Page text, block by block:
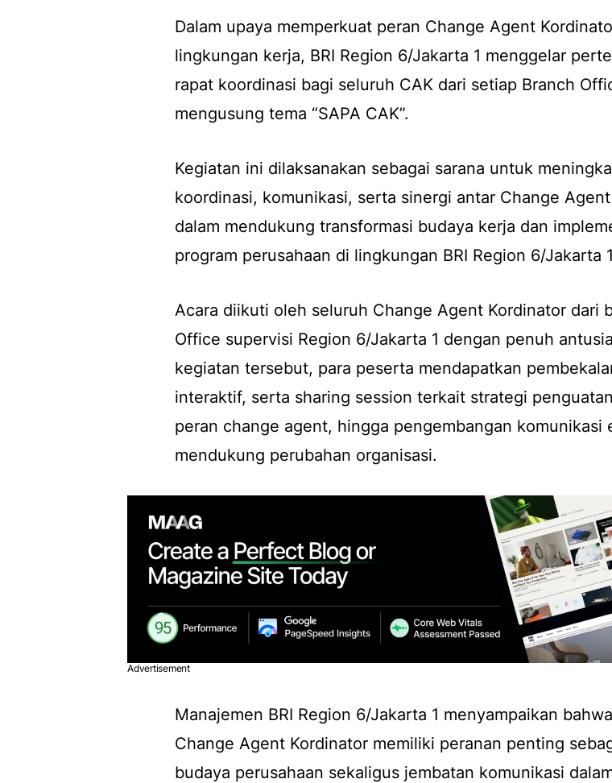
Dalam upaya memperkuat peran Change Agent
lingkungan kerja, BRI Region 6/Jakarta 1 menggelar
rapat koordinasi bagi seluruh CAK dari setiap Branch
mengusung tema “SAPA CAK”.
Kegiatan ini dilaksanakan sebagai sarana untuk
koordinasi, komunikasi, serta sinergi antar Change
dalam mendukung transformasi budaya kerja dan
program perusahaan di lingkungan BRI Region 6/Jakarta
Acara diikuti oleh seluruh Change Agent Kordinator dari
Office supervisi Region 6/Jakarta 1 dengan penuh
kegiatan tersebut, para peserta mendapatkan
interaktif, serta sharing session terkait strategi
peran change agent, hingga pengembangan komunikasi
mendukung perubahan organisasi.
Advertisement
Manajemen BRI Region 6/Jakarta 1 menyampaikan
Change Agent Kordinator memiliki peranan penting
budaya perusahaan sekaligus jembatan komunikasi